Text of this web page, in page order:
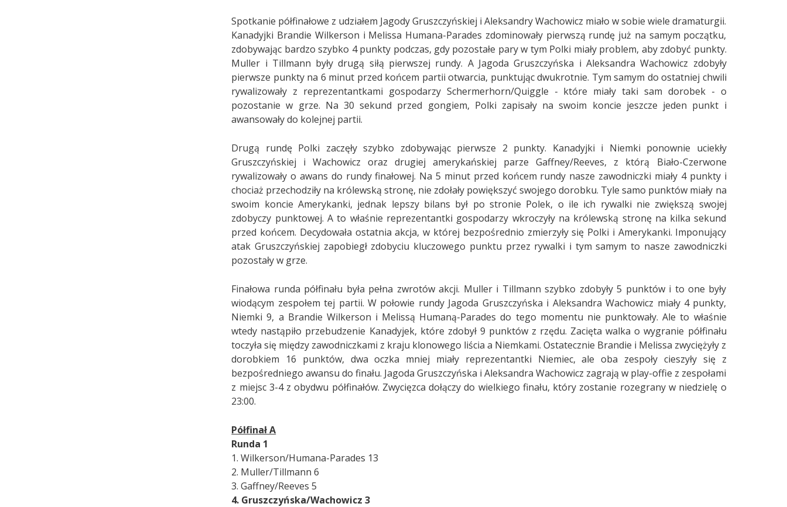
Spotkanie półfinałowe z udziałem Jagody Gruszczyńskiej i Aleksandry Wachowicz miało w sobie wiele dramaturgii.
Kanadyjki Brandie Wilkerson i Melissa Humana-Parades zdominowały pierwszą rundę już na samym początku,
zdobywając bardzo szybko 4 punkty podczas, gdy pozostałe pary w tym Polki miały problem, aby zdobyć punkty.
Muller i Tillmann były drugą siłą pierwszej rundy. A Jagoda Gruszczyńska i Aleksandra Wachowicz zdobyły
pierwsze punkty na 6 minut przed końcem partii otwarcia, punktując dwukrotnie. Tym samym do ostatniej chwili
rywalizowały z reprezentantkami gospodarzy Schermerhorn/Quiggle - które miały taki sam dorobek - o
pozostanie w grze. Na 30 sekund przed gongiem, Polki zapisały na swoim koncie jeszcze jeden punkt i
awansowały do kolejnej partii.
Drugą rundę Polki zaczęły szybko zdobywając pierwsze 2 punkty. Kanadyjki i Niemki ponownie uciekły
Gruszczyńskiej i Wachowicz oraz drugiej amerykańskiej parze Gaffney/Reeves, z którą Biało-Czerwone
rywalizowały o awans do rundy finałowej. Na 5 minut przed końcem rundy nasze zawodniczki miały 4 punkty i
chociaż przechodziły na królewską stronę, nie zdołały powiększyć swojego dorobku. Tyle samo punktów miały na
swoim koncie Amerykanki, jednak lepszy bilans był po stronie Polek, o ile ich rywalki nie zwiększą swojej
zdobyczy punktowej. A to właśnie reprezentantki gospodarzy wkroczyły na królewską stronę na kilka sekund
przed końcem. Decydowała ostatnia akcja, w której bezpośrednio zmierzyły się Polki i Amerykanki. Imponujący
atak Gruszczyńskiej zapobiegł zdobyciu kluczowego punktu przez rywalki i tym samym to nasze zawodniczki
pozostały w grze.
Finałowa runda półfinału była pełna zwrotów akcji. Muller i Tillmann szybko zdobyły 5 punktów i to one były
wiodącym zespołem tej partii. W połowie rundy Jagoda Gruszczyńska i Aleksandra Wachowicz miały 4 punkty,
Niemki 9, a Brandie Wilkerson i Melissą Humaną-Parades do tego momentu nie punktowały. Ale to właśnie
wtedy nastąpiło przebudzenie Kanadyjek, które zdobył 9 punktów z rzędu. Zacięta walka o wygranie półfinału
toczyła się między zawodniczkami z kraju klonowego liścia a Niemkami. Ostatecznie Brandie i Melissa zwyciężyły z
dorobkiem 16 punktów, dwa oczka mniej miały reprezentantki Niemiec, ale oba zespoły cieszyły się z
bezpośredniego awansu do finału. Jagoda Gruszczyńska i Aleksandra Wachowicz zagrają w play-offie z zespołami
z miejsc 3-4 z obydwu półfinałów. Zwycięzca dołączy do wielkiego finału, który zostanie rozegrany w niedzielę o
23:00.
Półfinał A
Runda 1
1. Wilkerson/Humana-Parades 13
2. Muller/Tillmann 6
3. Gaffney/Reeves 5
4. Gruszczyńska/Wachowicz 3